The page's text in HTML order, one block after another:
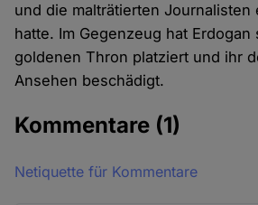
und die malträtierten Journalisten
hatte. Im Gegenzeug hat Erdogan
goldenen Thron platziert und ihr
Ansehen beschädigt.
Kommentare (1)
Netiquette für Kommentare